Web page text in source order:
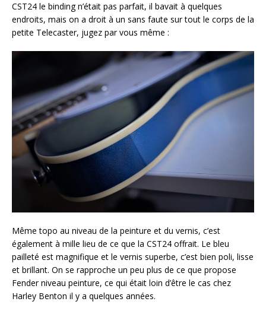
CST24 le binding n’était pas parfait, il bavait à quelques
endroits, mais on a droit à un sans faute sur tout le corps de la
petite Telecaster, jugez par vous même :
Même topo au niveau de la peinture et du vernis, c’est
également à mille lieu de ce que la CST24 offrait. Le bleu
pailleté est magnifique et le vernis superbe, c’est bien poli, lisse
et brillant. On se rapproche un peu plus de ce que propose
Fender niveau peinture, ce qui était loin d’être le cas chez
Harley Benton il y a quelques années.